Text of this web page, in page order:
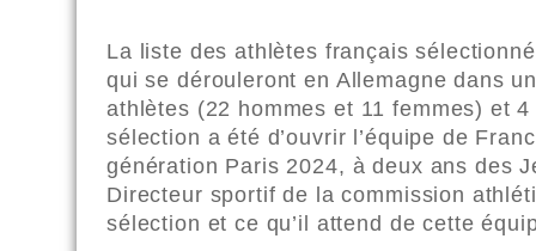
La liste des athlètes français
qui se dérouleront en Allemagne dans
athlètes (22 hommes et 11 femmes) et
sélection a été d’ouvrir l’équipe de
génération Paris 2024, à deux ans des
Directeur sportif de la commission
sélection et ce qu’il attend de cette